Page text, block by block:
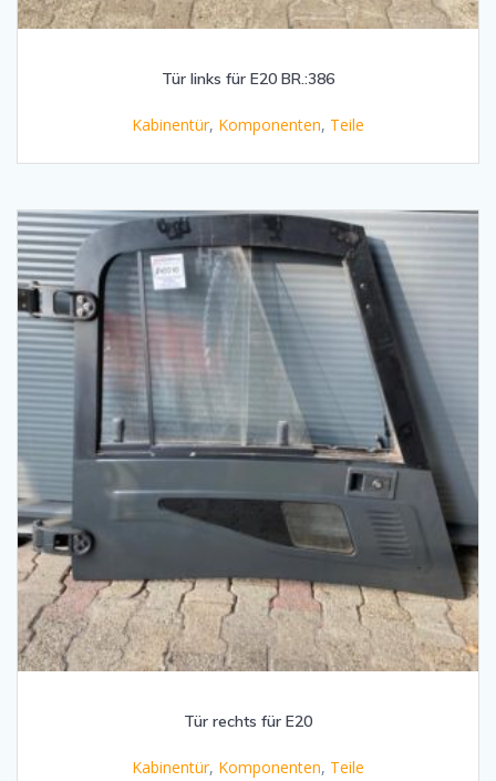
Tür links für E20 BR.:386
Kabinentür, Komponenten, Teile
Tür rechts für E20
Kabinentür, Komponenten, Teile